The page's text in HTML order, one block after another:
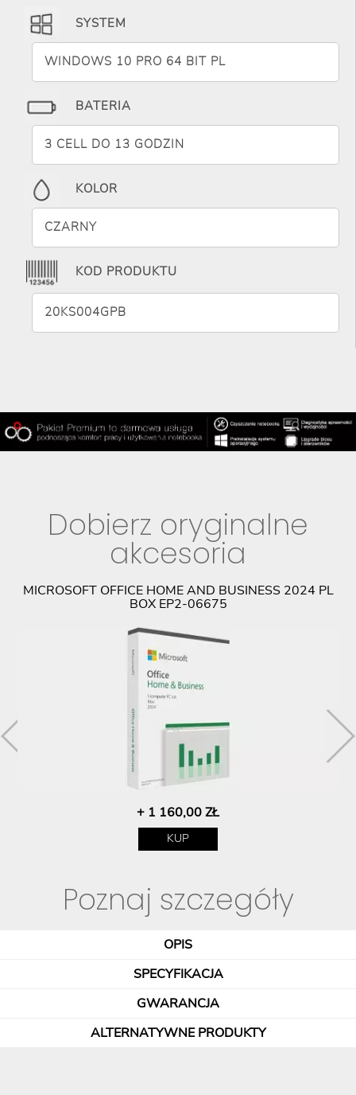
SYSTEM
WINDOWS 10 PRO 64 BIT PL
BATERIA
3 CELL DO 13 GODZIN
KOLOR
CZARNY
KOD PRODUKTU
20KS004GPB
Dobierz oryginalne
akcesoria
MICROSOFT OFFICE HOME AND BUSINESS 2024 PL
BOX EP2-06675
+ 1 160,00 ZŁ
KUP
Poznaj szczegóły
OPIS
SPECYFIKACJA
GWARANCJA
ALTERNATYWNE PRODUKTY